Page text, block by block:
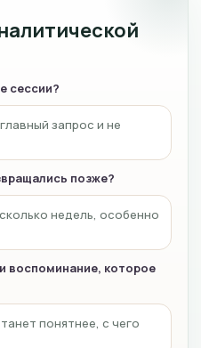
сессии?
запрос и не
позже?
недель, особенно
воспоминание, которое
понятнее, с чего